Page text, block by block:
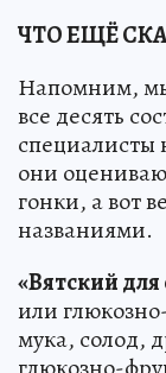
ЧТО ЕЩЁ
Напомним,
все десять
специалисты
они
гонки, а вот
названиями.
«Вятский
или
мука, солод,